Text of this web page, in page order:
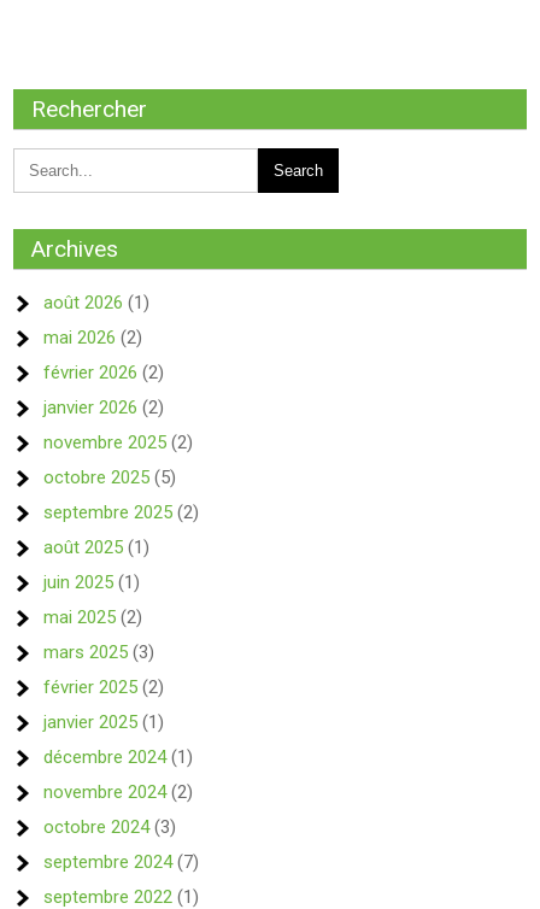
Rechercher
Archives
août 2026 (1)
mai 2026 (2)
février 2026 (2)
janvier 2026 (2)
novembre 2025 (2)
octobre 2025 (5)
septembre 2025 (2)
août 2025 (1)
juin 2025 (1)
mai 2025 (2)
mars 2025 (3)
février 2025 (2)
janvier 2025 (1)
décembre 2024(1)
novembre 2024(2)
octobre 2024(3)
septembre 2024(7)
septembre 2022 (1)